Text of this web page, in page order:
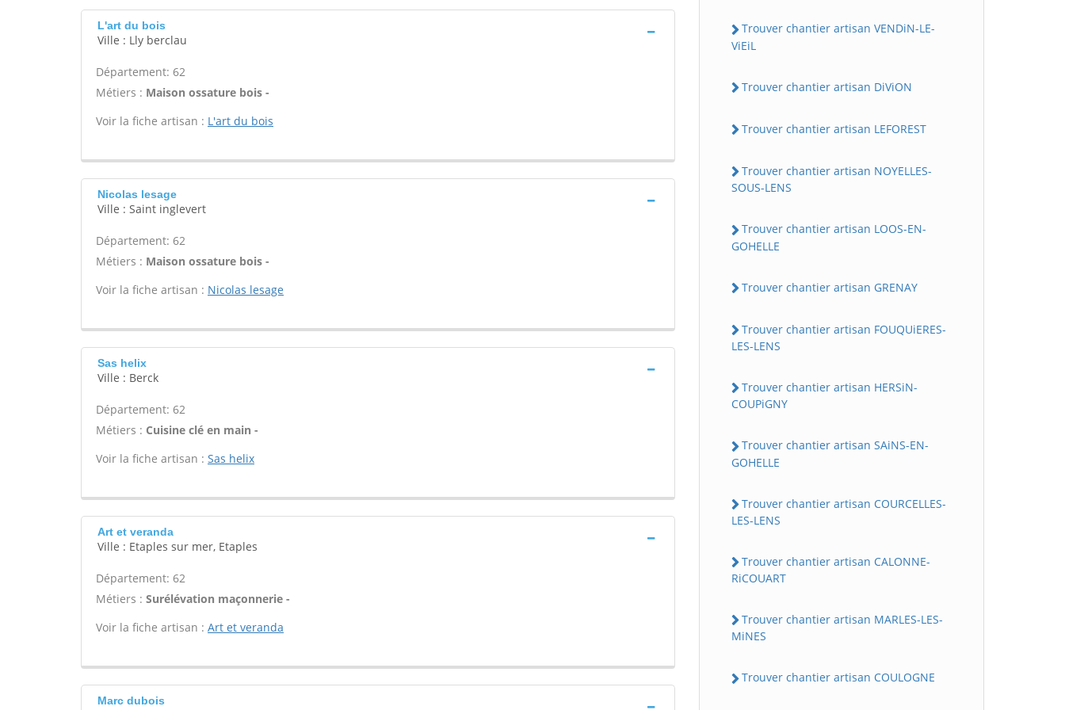
L'art du bois
Ville : Lly berclau
Département: 62
Métiers : Maison ossature bois -
Voir la fiche artisan : L'art du bois
Nicolas lesage
Ville : Saint inglevert
Département: 62
Métiers : Maison ossature bois -
Voir la fiche artisan : Nicolas lesage
Sas helix
Ville : Berck
Département: 62
Métiers : Cuisine clé en main -
Voir la fiche artisan : Sas helix
Art et veranda
Ville : Etaples sur mer, Etaples
Département: 62
Métiers : Surélévation maçonnerie -
Voir la fiche artisan : Art et veranda
Marc dubois
Trouver chantier artisan VENDiN-LE-
ViEiL
Trouver chantier artisan DiViON
Trouver chantier artisan LEFOREST
Trouver chantier artisan NOYELLES-
SOUS-LENS
Trouver chantier artisan LOOS-EN-
GOHELLE
Trouver chantier artisan GRENAY
Trouver chantier artisan FOUQUiERES-
LES-LENS
Trouver chantier artisan HERSiN-
COUPiGNY
Trouver chantier artisan SAiNS-EN-
GOHELLE
Trouver chantier artisan COURCELLES-
LES-LENS
Trouver chantier artisan CALONNE-
RiCOUART
Trouver chantier artisan MARLES-LES-
MiNES
Trouver chantier artisan COULOGNE